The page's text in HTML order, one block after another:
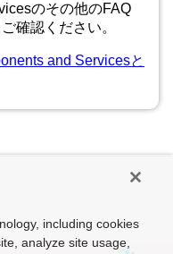
のその他のFAQ
確認ください。
and Servicesと
including cookies
analyze site usage,